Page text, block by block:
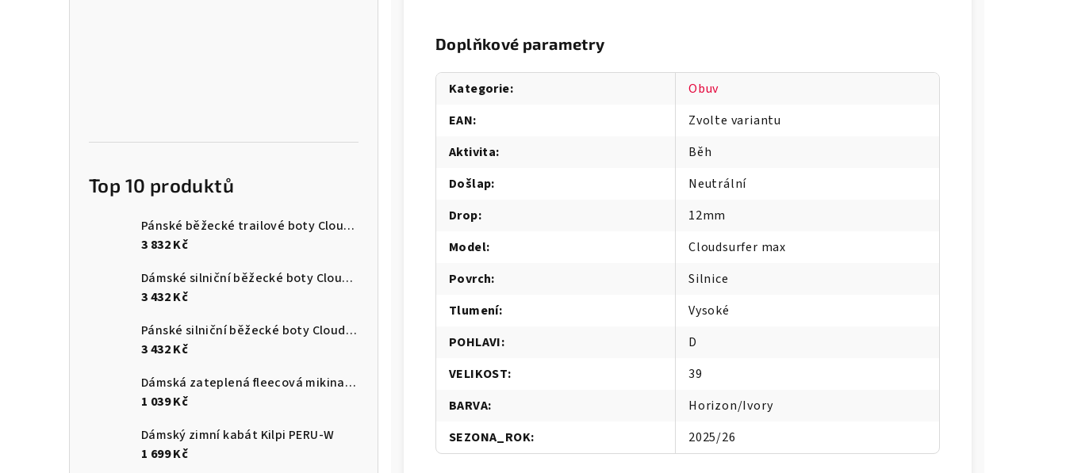
Top 10 produktů
Pánské běžecké trailové boty Cloudultra 3
3 832 Kč
Dámské silniční běžecké boty Cloudswift 4
3 432 Kč
Pánské silniční běžecké boty Cloudsurfer Max
3 432 Kč
Dámská zateplená fleecová mikina s kapucí Kilpi NEVIA-W
1 039 Kč
Dámský zimní kabát Kilpi PERU-W
1 699 Kč
Doplňkové parametry
Kategorie:
Obuv
EAN:
Zvolte variantu
Aktivita:
Běh
Došlap:
Neutrální
Drop:
12mm
Model:
Cloudsurfer max
Povrch:
Silnice
Tlumení:
Vysoké
POHLAVI:
D
VELIKOST:
39
BARVA:
Horizon/Ivory
SEZONA_ROK: 2025/26